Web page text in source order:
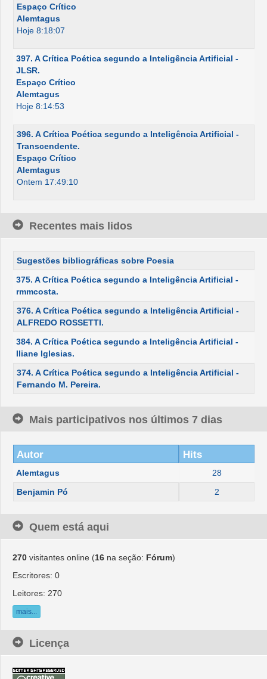
Espaço Crítico
Alemtagus
Hoje 8:18:07
397. A Crítica Poética segundo a Inteligência Artificial -
JLSR.
Espaço Crítico
Alemtagus
Hoje 8:14:53
396. A Crítica Poética segundo a Inteligência Artificial -
Transcendente.
Espaço Crítico
Alemtagus
Ontem 17:49:10
Recentes mais lidos
Sugestões bibliográficas sobre Poesia
375. A Crítica Poética segundo a Inteligência Artificial -
rmmcosta.
376. A Crítica Poética segundo a Inteligência Artificial -
ALFREDO ROSSETTI.
384. A Crítica Poética segundo a Inteligência Artificial -
Iliane Iglesias.
374. A Crítica Poética segundo a Inteligência Artificial -
Fernando M. Pereira.
Mais participativos nos últimos 7 dias
Autor Hits
Alemtagus
28
Benjamin Pó
2
Quem está aqui
270 visitantes online (16 na seção: Fórum)
Escritores: 0
Leitores: 270
mais...
Licença